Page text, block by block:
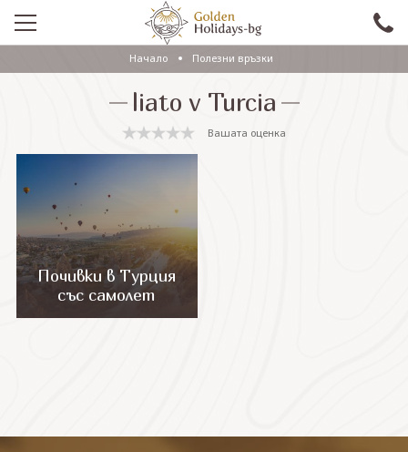
ПРОМО
EКСКУРЗИИ СЪС САМОЛЕТ
САМОЛЕТНИ ПОЧИВКИ
ПОЧИВКИ С АВТОБУС
ПРАЗНИЦИ
ЕКЗОТИКА
Начало Полезни връзки
liato v Turcia
Вашата оценка
Почивки в Турция
със самолет